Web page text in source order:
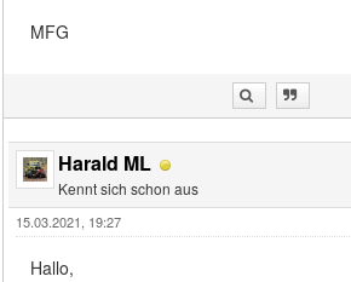
MFG
Harald ML
Kennt sich schon aus
15.03.2021, 19:27
Hallo,